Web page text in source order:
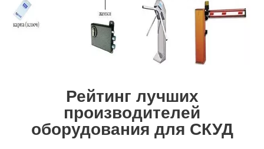
Рейтинг лучших
производителей
оборудования для СКУД